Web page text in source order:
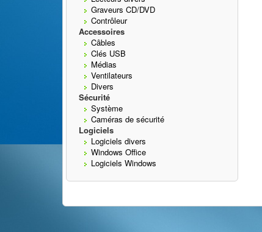
Graveurs CD/DVD
Contrôleur
Accessoires
Câbles
Clés USB
Médias
Ventilateurs
Divers
Sécurité
Système
Caméras de sécurité
Logiciels
Logiciels divers
Windows Office
Logiciels Windows